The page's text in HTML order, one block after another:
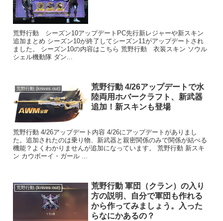
荒野行動 シーズン10アップデートPC先行新レジャーや新スキン
追加まとめ シーズン10が終了してシーズン11がアップデートされ
ました。 シーズン10の内容はこちら 荒野行動 衣装スキン ソウル
シェル機動隊 ダン...
荒野行動 (knives out)
荒野行動 4/26アップデートで水
陸両用ホバークラフト、新武器
追加！新スキンも登場
荒野行動 4/26アップデート内容 4/26にアップデートがありまし
た。追加されたのは乗り物、新武器と親密関係のみで関係が結べる
機能？よくわかりませんが追加になっています。 荒野行動 新スキ
ン カウボーイ・ガール ...
荒野行動 (knives out)
荒野行動 軍団（クラン）の入り
方の説明、自分で軍団も作れる
から作ってみましょう。入った
らなにかあるの？